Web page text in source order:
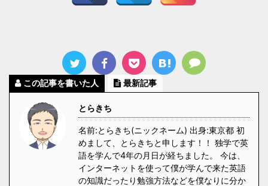
この記事を書いた人 最新記事
とらきち
名前:とらきち(ニックネーム) 出身:東京都 初
めまして、とらきちと申します！！ 独学で英
語を学んで4年の月日が経ちました。 今は、
インターネットを使って僕が学んで来た英語
の知識だったり勉強方法などを僕なりに分か